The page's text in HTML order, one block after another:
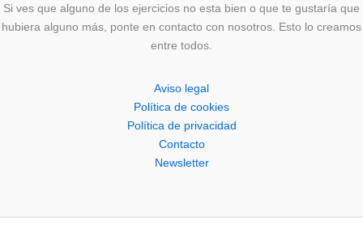
Si ves que alguno de los ejercicios no esta bien o que te gustaría que
hubiera alguno más, ponte en contacto con nosotros. Esto lo creamos
entre todos.
Aviso legal
Política de cookies
Política de privacidad
Contacto
Newsletter